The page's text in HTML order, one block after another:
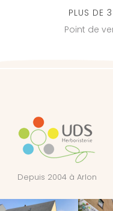
PLUS DE
Point de
Depuis 2004 à Arlon